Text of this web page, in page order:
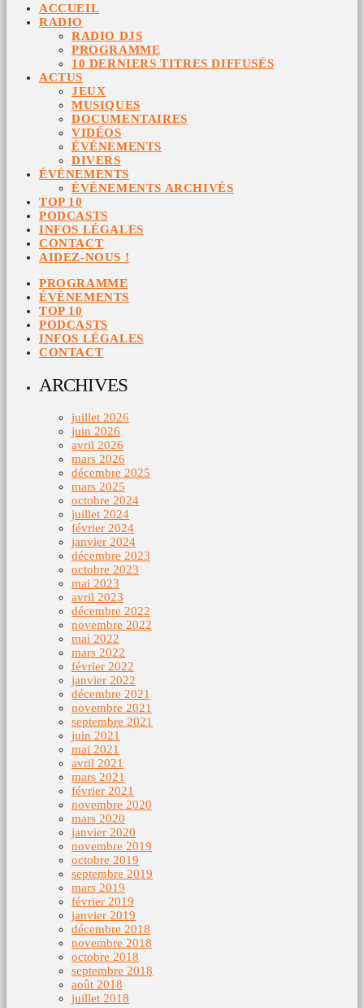
ACCUEIL
RADIO
RADIO DJS
PROGRAMME
10 DERNIERS TITRES DIFFUSÉS
ACTUS
JEUX
MUSIQUES
DOCUMENTAIRES
VIDÉOS
ÉVÉNEMENTS
DIVERS
ÉVÉNEMENTS
ÉVÉNEMENTS ARCHIVÉS
TOP 10
PODCASTS
INFOS LÉGALES
CONTACT
AIDEZ-NOUS !
PROGRAMME
ÉVÉNEMENTS
TOP 10
PODCASTS
INFOS LÉGALES
CONTACT
ARCHIVES
juillet 2026
juin 2026
avril 2026
mars 2026
décembre 2025
mars 2025
octobre 2024
juillet 2024
février 2024
janvier 2024
décembre 2023
octobre 2023
mai 2023
avril 2023
décembre 2022
novembre 2022
mai 2022
mars 2022
février 2022
janvier 2022
décembre 2021
novembre 2021
septembre 2021
juin 2021
mai 2021
avril 2021
mars 2021
février 2021
novembre 2020
mars 2020
janvier 2020
novembre 2019
octobre 2019
septembre 2019
mars 2019
février 2019
janvier 2019
décembre 2018
novembre 2018
octobre 2018
septembre 2018
août 2018
juillet 2018